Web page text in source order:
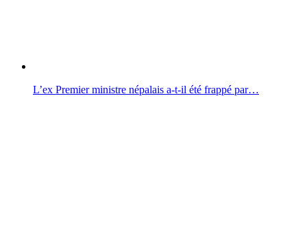
L’ex Premier ministre népalais a-t-il été frappé par…